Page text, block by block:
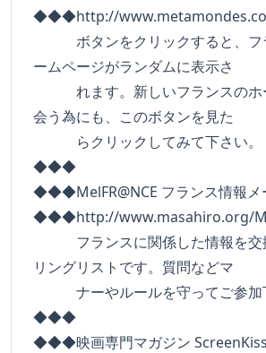
◆◆◆http://
ボタンをクリックすると、フ
ームページがランダムに表示さ
れます。新しいフランスのホ
会う為にも、このボタンを見た
らクリックしてみて下さい。
◆◆◆
◆◆◆MelFR@NCE フランス情報メ
◆◆◆http://www.masahiro.org/
フランスに関係した情報を交
リングリストです。質問などマ
ナーやルールを守ってご参加
◆◆◆
◆◆◆映画専門マガジン ScreenKiss